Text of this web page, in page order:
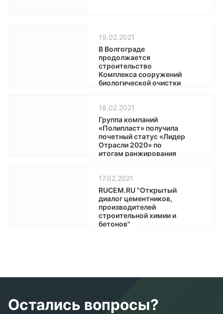
19.02.2021
В Волгограде
продолжается
строительство
Комплекса сооружений
биологической очистки
18.02.2021
Группа компаний
«Полипласт» получила
почетный статус «Лидер
Отрасли 2020» по
итогам ранжирования
17.02.2021
RUCEM.RU "Открытый
диалог цементников,
производителей
строительной химии и
бетонов"
Остались вопросы?